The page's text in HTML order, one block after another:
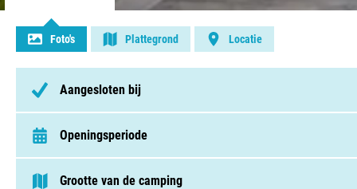
Foto's Plattegrond Locatie
Aangesloten bij
Openingsperiode
van 1 april t/m 30 september
Grootte van de camping